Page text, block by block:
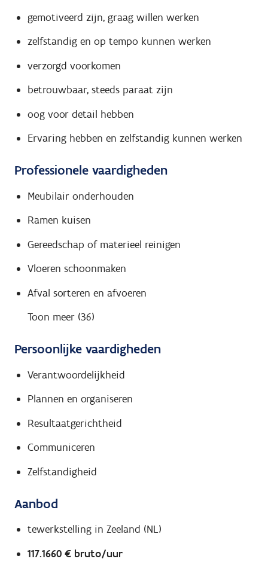
gemotiveerd zijn, graag willen werken
zelfstandig en op tempo kunnen werken
verzorgd voorkomen
betrouwbaar, steeds paraat zijn
oog voor detail hebben
Ervaring hebben en zelfstandig kunnen werken
Professionele vaardigheden
Meubilair onderhouden
Ramen kuisen
Gereedschap of materieel reinigen
Vloeren schoonmaken
Afval sorteren en afvoeren
Toon meer (36)
Persoonlijke vaardigheden
Verantwoordelijkheid
Plannen en organiseren
Resultaatgerichtheid
Communiceren
Zelfstandigheid
Aanbod
tewerkstelling in Zeeland (NL)
117.1660 € bruto/uur